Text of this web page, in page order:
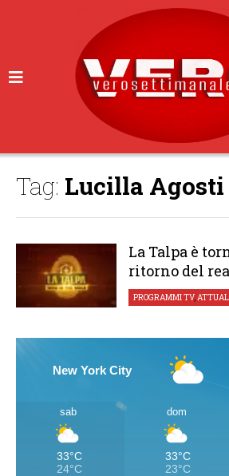
Tag: Lucilla Agosti
La Talpa è
ritorno del
PROGRAMMI TV,
New York City
sab
33°C
24°C
dom
33°C
23°C